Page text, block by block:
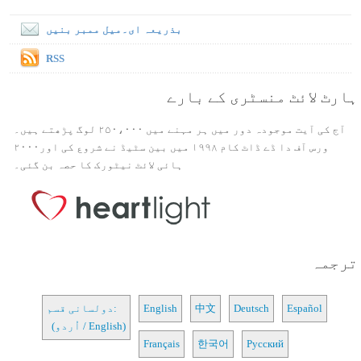
بذریعہ ای۔میل ممبر بنیں
RSS
ہارٹ لائٹ منسٹری کے بارے
آج کی آیت موجودہ دور میں ہر مہنے میں ۲۵۰،۰۰۰ لوگ پڑھتے ہیں۔
ورس آف دا ڈے ڈاٹ کام ۱۹۹۸ میں بین سٹیڈ نے شروع کی اور۲۰۰۰
ہائی لائٹ نیٹورک کا حصہ بن گئی۔
ترجمہ
دولسانی قسم:
(اُردو / English)
English 中文 Deutsch Español
Français 한국어 Русский